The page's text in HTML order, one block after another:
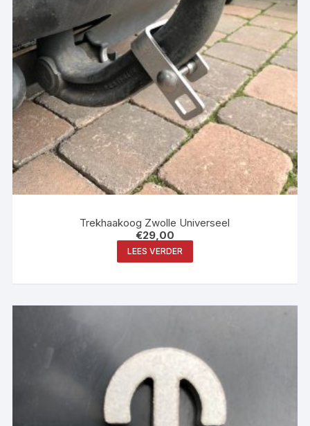
Trekhaakoog Zwolle Universeel
€29,00
LEES VERDER